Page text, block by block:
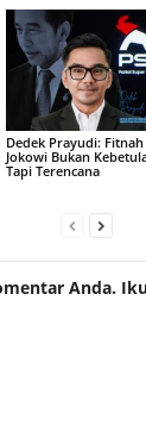
Dedek Prayudi: Fitnah
Jokowi Bukan
Tapi Terencana
Anda.